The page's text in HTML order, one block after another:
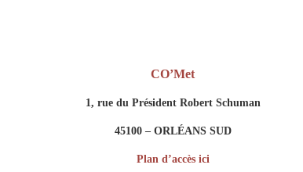
CO’Met
1, rue du Président Robert Schuman
45100 – ORLÉANS SUD
Plan d’accès ici